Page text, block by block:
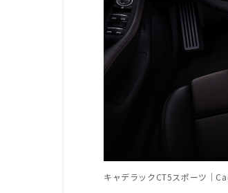
キャデラックCT5スポーツ｜